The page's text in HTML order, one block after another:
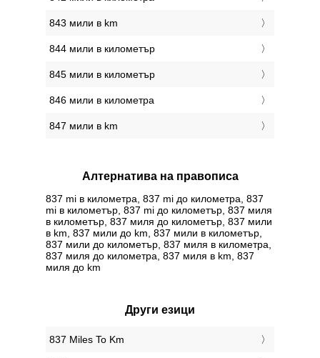
843 мили в km
844 мили в километър
845 мили в километър
846 мили в километра
847 мили в km
Алтернатива на правописа
837 mi в километра, 837 mi до километра, 837
mi в километър, 837 mi до километър, 837 миля
в километър, 837 миля до километър, 837 мили
в km, 837 мили до km, 837 мили в километър,
837 мили до километър, 837 миля в километра,
837 миля до километра, 837 миля в km, 837
миля до km
Други езици
‎837 Miles To Km